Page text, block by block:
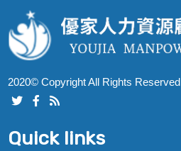
2020© Copyright All Rights Reserved
Quick links